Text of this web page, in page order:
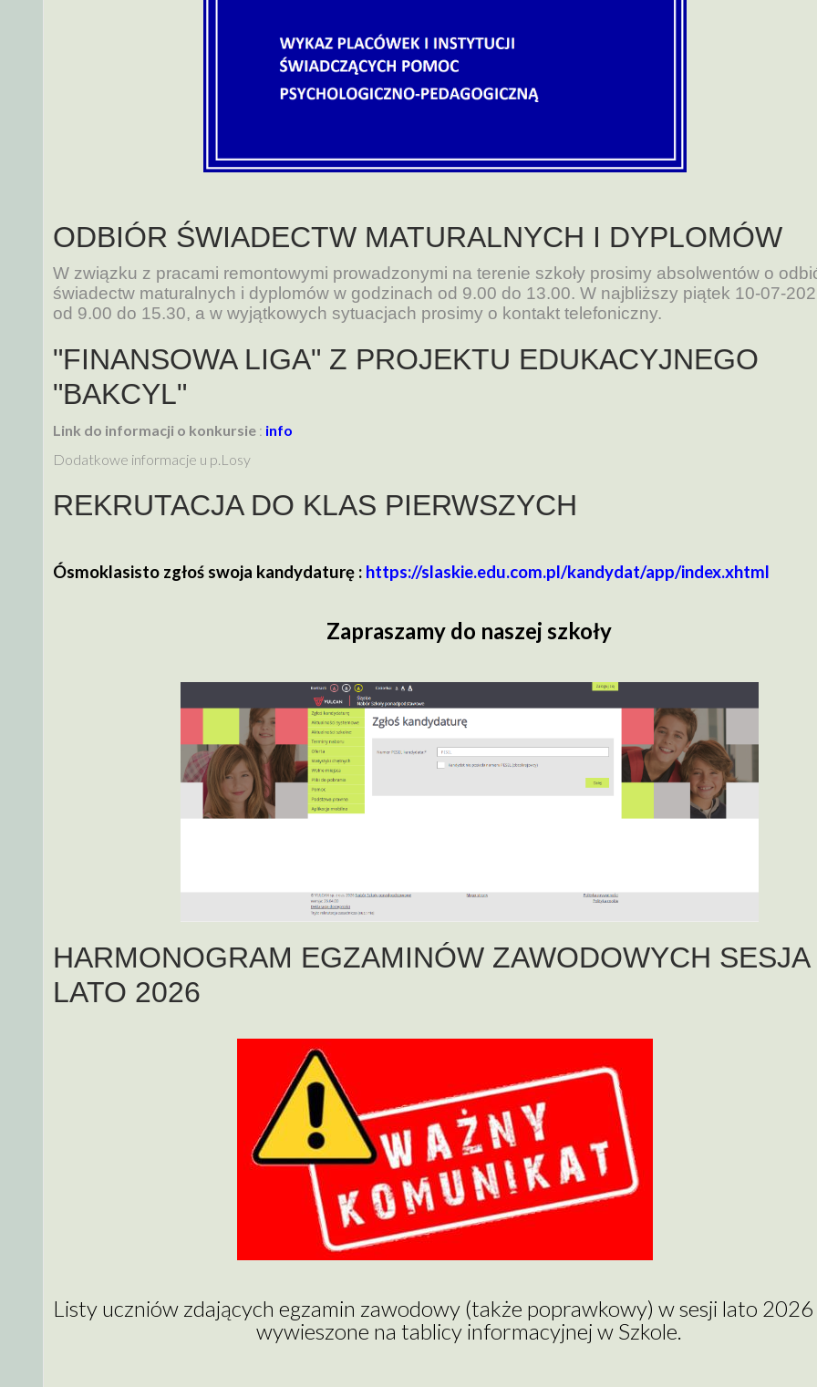
ODBIÓR ŚWIADECTW MATURALNYCH I DYPLOMÓW
W związku z pracami remontowymi prowadzonymi na terenie szkoły prosimy absolwentów o
świadectw maturalnych i dyplomów w godzinach od 9.00 do 13.00. W najbliższy piątek 10-07-
od 9.00 do 15.30, a w wyjątkowych sytuacjach prosimy o kontakt telefoniczny.
"FINANSOWA LIGA" Z PROJEKTU EDUKACYJNEGO
"BAKCYL"
Link do informacji o konkursie : info
Dodatkowe informacje u p.Losy
REKRUTACJA DO KLAS PIERWSZYCH
Ósmoklasisto zgłoś swoja kandydaturę : https://slaskie.edu.com.pl/kandydat/app/index.xhtml
Zapraszamy do naszej szkoły
HARMONOGRAM EGZAMINÓW ZAWODOWYCH SESJA
LATO 2026
Listy uczniów zdających egzamin zawodowy (także poprawkowy) w sesji lato 2026
wywieszone na tablicy informacyjnej w Szkole.